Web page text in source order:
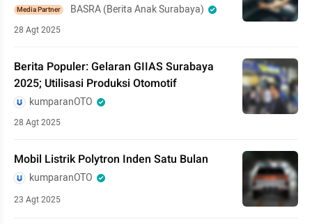
Media Partner BASRA (Berita Anak Surabaya)
28 Agt 2025
Berita Populer: Gelaran GIIAS Surabaya
2025; Utilisasi Produksi Otomotif
kumparanOTO
28 Agt 2025
Mobil Listrik Polytron Inden Satu Bulan
kumparanOTO
23 Agt 2025